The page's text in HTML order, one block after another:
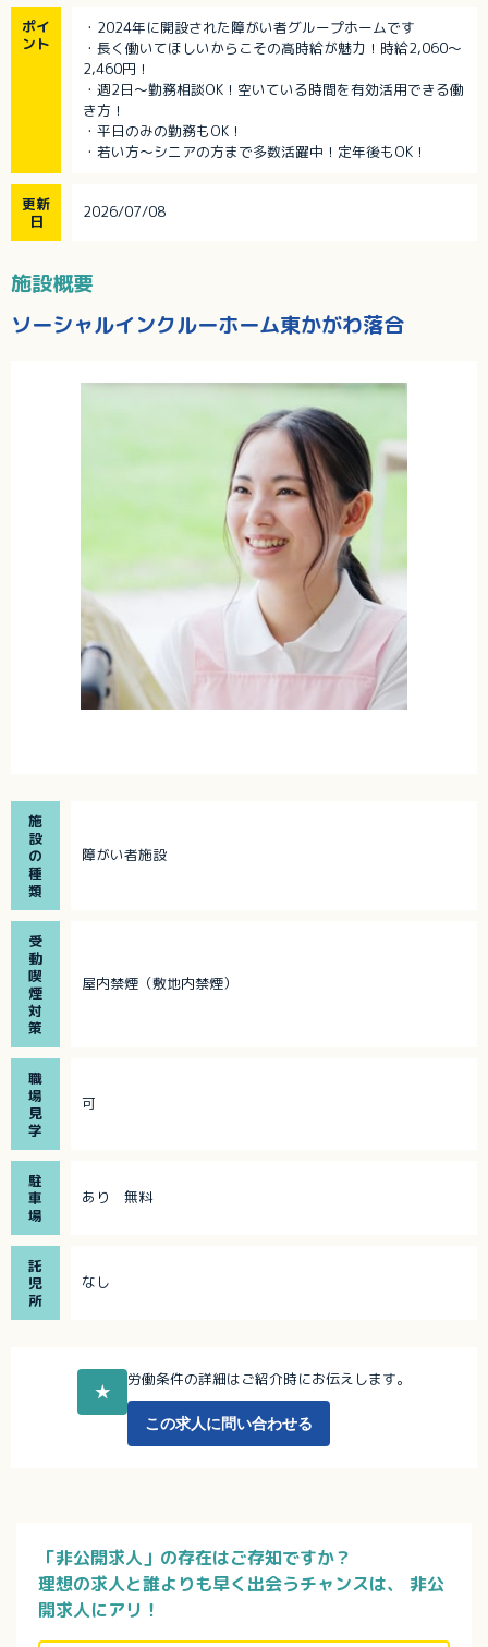
ポイ
ント
・2024年に開設された障がい者グループホームです
・長く働いてほしいからこその高時給が魅力！時給2,060～
2,460円！
・週2日～勤務相談OK！空いている時間を有効活用できる働
き方！
・平日のみの勤務もOK！
・若い方～シニアの方まで多数活躍中！定年後もOK！
更新
日
2026/07/08
施設概要
ソーシャルインクルーホーム東かがわ落合
施
設
の
種
類
障がい者施設
受
動
喫
煙
対
策
屋内禁煙（敷地内禁煙）
職
場
見
学
可
駐
車
場
あり 無料
託
児
所
なし
★
労働条件の詳細はご紹介時にお伝えします。
この求人に問い合わせる
「非公開求人」の存在はご存知ですか？
理想の求人と誰よりも早く出会うチャンスは、
非公
開求人にアリ！